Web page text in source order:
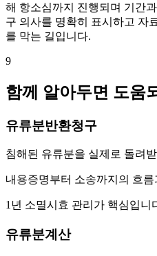
해 항소심까지 진행되며 기간
구 의사를 명확히 표시하고 자
를 막는 길입니다.
9
함께 알아두면 도움
유류분반환청구
침해된 유류분을 실제로 돌려
내용증명부터 소송까지의 흐
1년 소멸시효 관리가 핵심입니
유류분계산